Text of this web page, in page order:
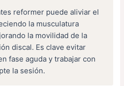
reformer puede aliviar el
la musculatura
la movilidad de la
discal. Es clave evitar
fase aguda y trabajar con
la sesión.